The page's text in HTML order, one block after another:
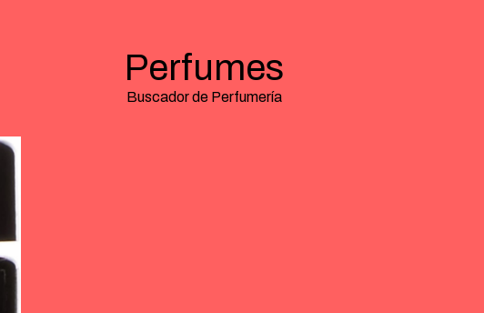
Perfumes
Buscador de Perfumería